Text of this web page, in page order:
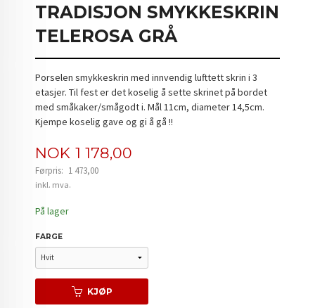
TRADISJON SMYKKESKRIN
TELEROSA GRÅ
Porselen smykkeskrin med innvendig lufttett skrin i 3
etasjer. Til fest er det koselig å sette skrinet på bordet
med småkaker/smågodt i. Mål 11cm, diameter 14,5cm.
Kjempe koselig gave og gi å gå !!
Tilbud
NOK 1 178,00
Førpris: 1 473,00
Rabatt
inkl. mva.
På lager
FARGE
KJØP